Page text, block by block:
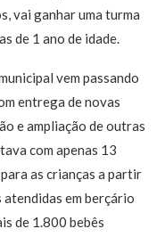
vai ganhar uma turma
de 1 ano de idade.
vem passando
entrega de novas
e ampliação de outras
com apenas 13
as crianças a partir
atendidas em berçário
de 1.800 bebês